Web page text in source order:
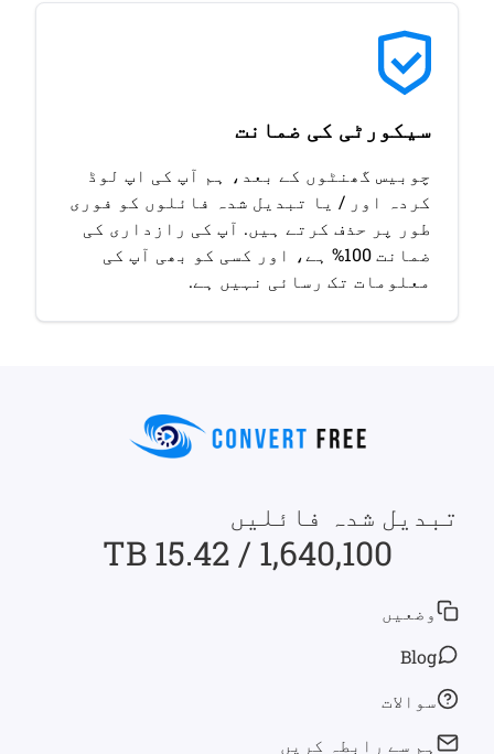
سیکورٹی کی ضمانت
چوبیس گھنٹوں کے بعد، ہم آپ کی اپ لوڈ
کردہ اور / یا تبدیل شدہ فائلوں کو فوری
طور پر حذف کرتے ہیں. آپ کی رازداری کی
ضمانت 100% ہے، اور کسی کو بھی آپ کی
معلومات تک رسائی نہیں ہے.
تبدیل شدہ فائلیں
1,640,100 / 15.42 TB
وضعیں
Blog
سوالات
ہم سے رابطہ کریں